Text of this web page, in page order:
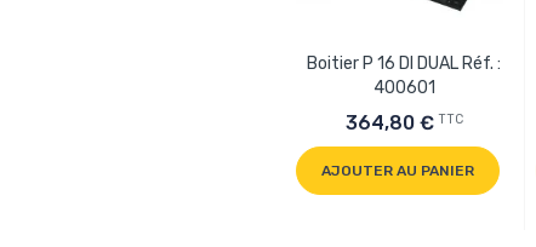
Boitier P 16 DI DUAL Réf. :
400601
364,80 € TTC
AJOUTER AU PANIER